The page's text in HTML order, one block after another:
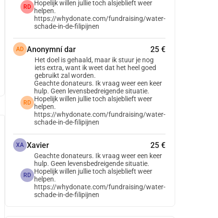
RD Hopelijk willen jullie toch alsjeblieft weer
helpen.
https://whydonate.com/fundraising/water-
schade-in-de-filipijnen
AD Anonymní dar 25 €
Het doel is gehaald, maar ik stuur je nog
iets extra, want ik weet dat het heel goed
gebruikt zal worden.
RD
Geachte donateurs. Ik vraag weer een keer
hulp. Geen levensbedreigende situatie.
Hopelijk willen jullie toch alsjeblieft weer
helpen.
https://whydonate.com/fundraising/water-
schade-in-de-filipijnen
XA Xavier 25 €
RD
Geachte donateurs. Ik vraag weer een keer
hulp. Geen levensbedreigende situatie.
Hopelijk willen jullie toch alsjeblieft weer
helpen.
https://whydonate.com/fundraising/water-
schade-in-de-filipijnen